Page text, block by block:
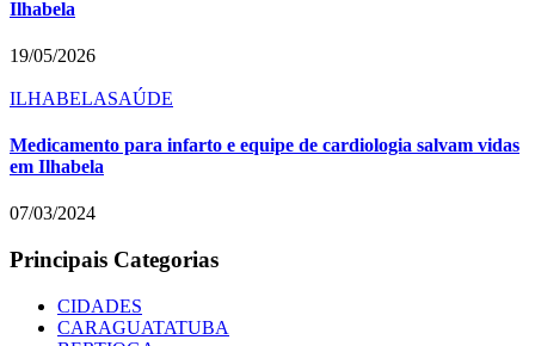
Ilhabela
19/05/2026
ILHABELASAÚDE
Medicamento para infarto e equipe de cardiologia salvam vidas
em Ilhabela
07/03/2024
Principais Categorias
CIDADES
CARAGUATATUBA